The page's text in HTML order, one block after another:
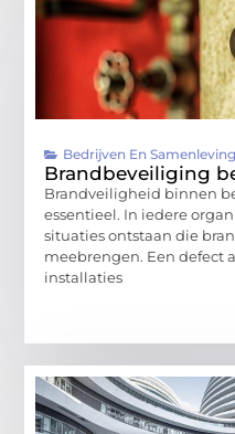
Bedrijven En Samenleving
Brandbeveiliging
Brandveiligheid binnen
essentieel. In iedere
situaties ontstaan die
meebrengen. Een defect
installaties